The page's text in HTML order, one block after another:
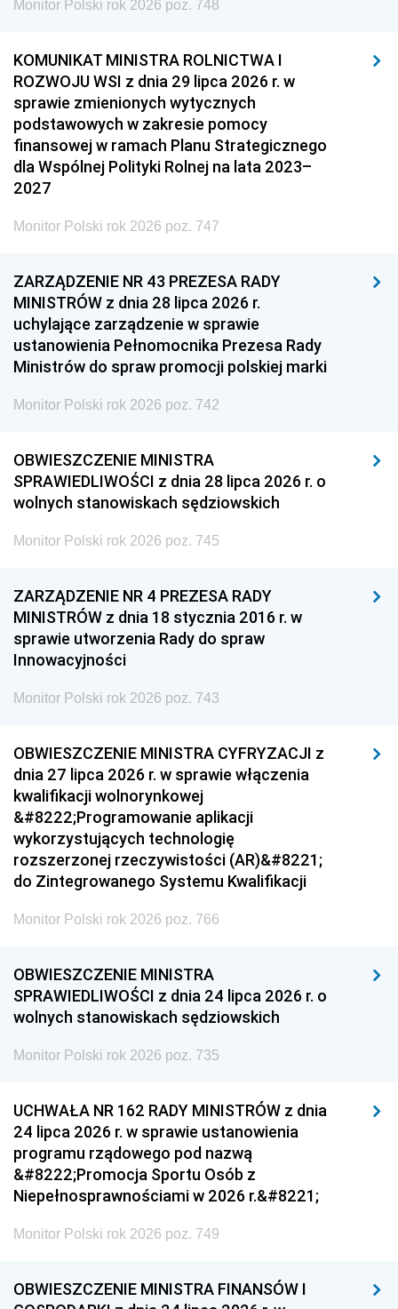
Monitor Polski rok 2026 poz. 748
KOMUNIKAT MINISTRA ROLNICTWA I
ROZWOJU WSI z dnia 29 lipca 2026 r. w
sprawie zmienionych wytycznych
podstawowych w zakresie pomocy
finansowej w ramach Planu Strategicznego
dla Wspólnej Polityki Rolnej na lata 2023–
2027
Monitor Polski rok 2026 poz. 747
ZARZĄDZENIE NR 43 PREZESA RADY
MINISTRÓW z dnia 28 lipca 2026 r.
uchylające zarządzenie w sprawie
ustanowienia Pełnomocnika Prezesa Rady
Ministrów do spraw promocji polskiej marki
Monitor Polski rok 2026 poz. 742
OBWIESZCZENIE MINISTRA
SPRAWIEDLIWOŚCI z dnia 28 lipca 2026 r. o
wolnych stanowiskach sędziowskich
Monitor Polski rok 2026 poz. 745
ZARZĄDZENIE NR 4 PREZESA RADY
MINISTRÓW z dnia 18 stycznia 2016 r. w
sprawie utworzenia Rady do spraw
Innowacyjności
Monitor Polski rok 2026 poz. 743
OBWIESZCZENIE MINISTRA CYFRYZACJI z
dnia 27 lipca 2026 r. w sprawie włączenia
kwalifikacji wolnorynkowej
&#8222;Programowanie aplikacji
wykorzystujących technologię
rozszerzonej rzeczywistości (AR)&#8221;
do Zintegrowanego Systemu Kwalifikacji
Monitor Polski rok 2026 poz. 766
OBWIESZCZENIE MINISTRA
SPRAWIEDLIWOŚCI z dnia 24 lipca 2026 r. o
wolnych stanowiskach sędziowskich
Monitor Polski rok 2026 poz. 735
UCHWAŁA NR 162 RADY MINISTRÓW z dnia
24 lipca 2026 r. w sprawie ustanowienia
programu rządowego pod nazwą
&#8222;Promocja Sportu Osób z
Niepełnosprawnościami w 2026 r.&#8221;
Monitor Polski rok 2026 poz. 749
OBWIESZCZENIE MINISTRA FINANSÓW I